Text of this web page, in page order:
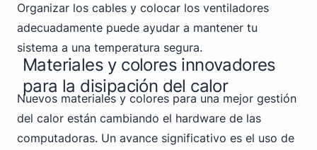
Organizar los cables y colocar los ventiladores
adecuadamente puede ayudar a mantener tu
sistema a una temperatura segura.
Materiales y colores innovadores
para la disipación del calor
Nuevos materiales y colores para una mejor gestión
del calor están cambiando el hardware de las
computadoras. Un avance significativo es el uso de